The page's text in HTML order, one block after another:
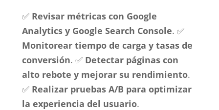
✅ Revisar métricas con Google
Analytics y Google Search Console. ✅
Monitorear tiempo de carga y tasas de
conversión. ✅ Detectar páginas con
alto rebote y mejorar su rendimiento.
✅ Realizar pruebas A/B para optimizar
la experiencia del usuario.